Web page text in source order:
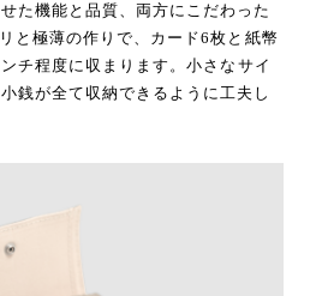
た機能と品質、両方にこだわった
と極薄の作りで、カード6枚と紙幣
チ程度に収まります。小さなサイ
銭が全て収納できるように工夫し